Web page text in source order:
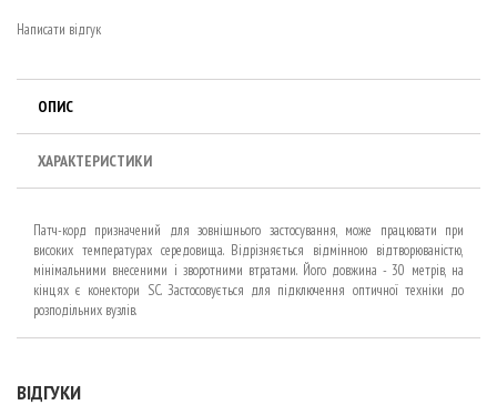
Написати відгук
ОПИС
ХАРАКТЕРИСТИКИ
Патч-корд призначений для зовнішнього застосування, може працювати при
високих температурах середовища. Відрізняється відмінною відтворюваністю,
мінімальними внесеними і зворотними втратами. Його довжина - 30 метрів, на
кінцях є конектори SC. Застосовується для підключення оптичної техніки до
розподільних вузлів.
ВІДГУКИ